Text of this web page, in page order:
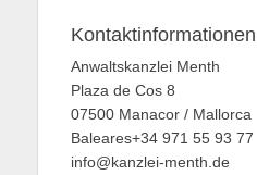
Kontaktinformationen
Anwaltskanzlei Menth
Plaza de Cos 8
07500 Manacor / Mallorca
Baleares+34 971 55 93 77
info@kanzlei-menth.de